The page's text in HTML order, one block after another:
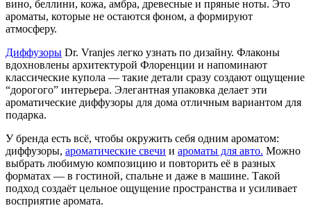
вино, беллини, кожа, амбра, древесные и пряные ноты. Это
ароматы, которые не остаются фоном, а формируют
атмосферу.
Диффузоры Dr. Vranjes легко узнать по дизайну. Флаконы
вдохновлены архитектурой Флоренции и напоминают
классические купола — такие детали сразу создают ощущение
“дорогого” интерьера. Элегантная упаковка делает эти
ароматические диффузоры для дома отличным вариантом для
подарка.
У бренда есть всё, чтобы окружить себя одним ароматом:
диффузоры, ароматические свечи и ароматы для авто. Можно
выбрать любимую композицию и повторить её в разных
форматах — в гостиной, спальне и даже в машине. Такой
подход создаёт цельное ощущение пространства и усиливает
восприятие аромата.